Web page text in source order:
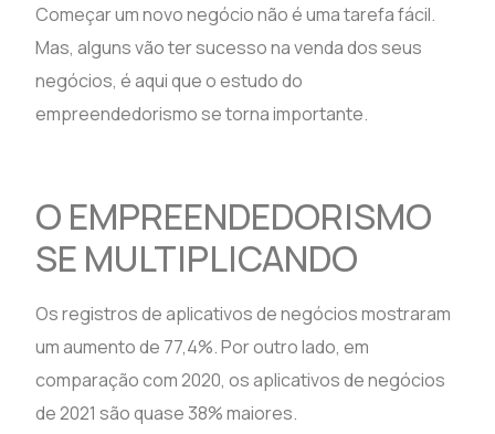
Começar um novo negócio não é uma tarefa fácil.
Mas, alguns vão ter sucesso na venda dos seus
negócios, é aqui que o estudo do
empreendedorismo se torna importante.
O EMPREENDEDORISMO
SE MULTIPLICANDO
Os registros de aplicativos de negócios mostraram
um aumento de 77,4%. Por outro lado, em
comparação com 2020, os aplicativos de negócios
de 2021 são quase 38% maiores.